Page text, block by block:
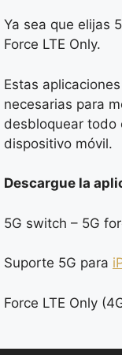
Ya sea que elijas
Force LTE Only.
Estas
necesarias para
desbloquear todo
dispositivo móvil.
Descargue la
5G switch – 5G
Suporte 5G para
Force LTE Only